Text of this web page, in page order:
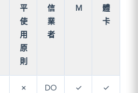
平
使
用
原
則
信
業
者
M
體
卡
✗
DO
✓ ✓